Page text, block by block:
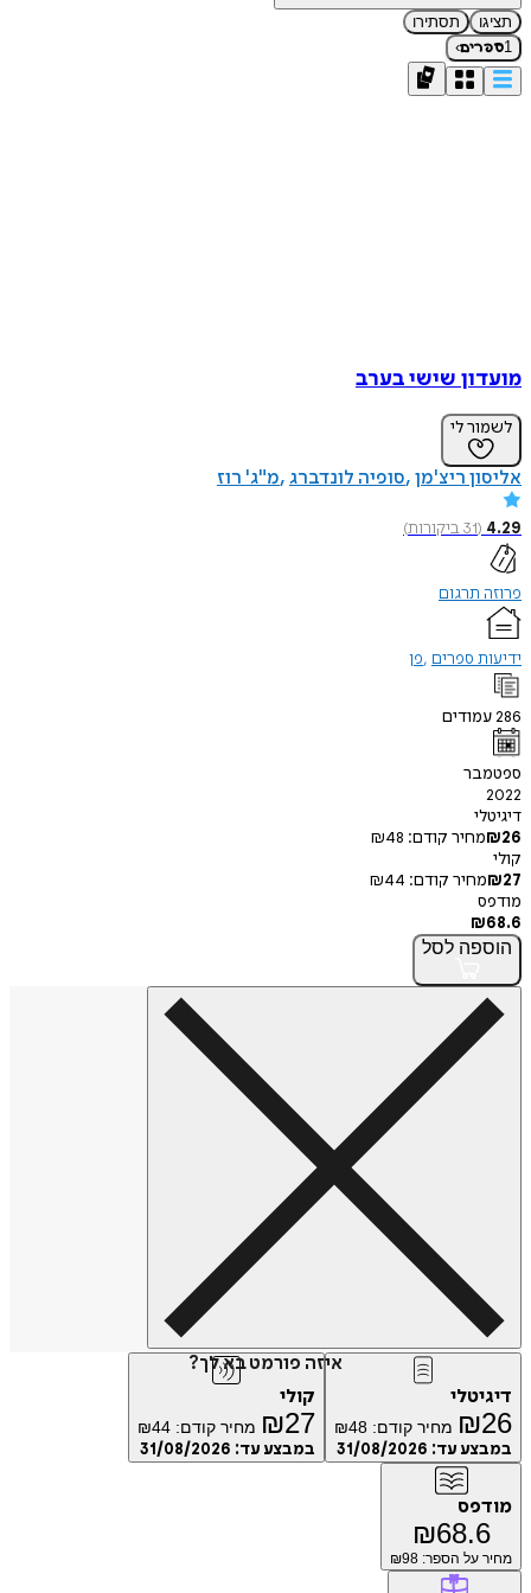
תציגו
תסתירו
1ספרים›
מועדון שישי בערב
לשמור לי
אליסון ריצ'מן סופיה לונדברג מ"ג' רוז
4.29
(
31ביקורות)
פרוזה תרגום
ידיעות ספרים פן
286עמודים
ספטמבר
2022
דיגיטלי
₪26 מחיר קודם: ₪48
קולי
₪27 מחיר קודם: ₪44
מודפס
₪68.6
הוספה לסל
איזה פורמט בא לך?
דיגיטלי
₪26 מחיר קודם: ₪48
במבצע עד: 31/08/2026
קולי
₪27 מחיר קודם: ₪44
במבצע עד: 31/08/2026
מודפס
₪68.6
מחיר על הספר: ₪ 98